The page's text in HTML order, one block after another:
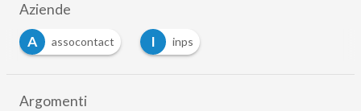
Aziende
A
assocontact I inps
Argomenti